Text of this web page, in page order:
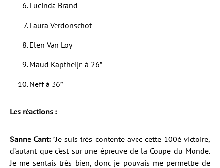
Lucinda Brand
Laura Verdonschot
Elen Van Loy
Maud Kaptheijn à 26”
Neff à 36”
Les réactions :
Sanne Cant: ”Je suis très contente avec cette 100è victoire,
d’autant que c’est sur une épreuve de la Coupe du Monde.
Je me sentais très bien, donc je pouvais me permettre de